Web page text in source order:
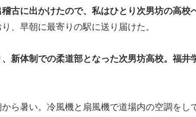
古に出かけたので、私はひとり次男坊の高校
、早朝に最寄りの駅に送り届けた。
新体制での柔道部となった次男坊高校。福井
ら暑い。冷風機と扇風機で道場内の空調をし